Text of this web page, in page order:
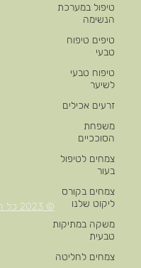
טיפול במערכת
הנשימה
טיפים טיפוח
טבעי
טיפוח טבעי
לשיער
זרעים אכילים
משפחת
הסוככיים
צמחים לטיפול
בעור
צמחים בקורס
ליקוט שלנו
משקה במתיקות
טבעית
צמחים לחליטה
© 2023 כל הזכויות שמורות לBP-IL